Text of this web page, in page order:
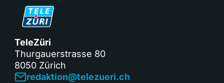
TeleZüri
Thurgauerstrasse 80
8050 Zürich
redaktion@telezueri.ch